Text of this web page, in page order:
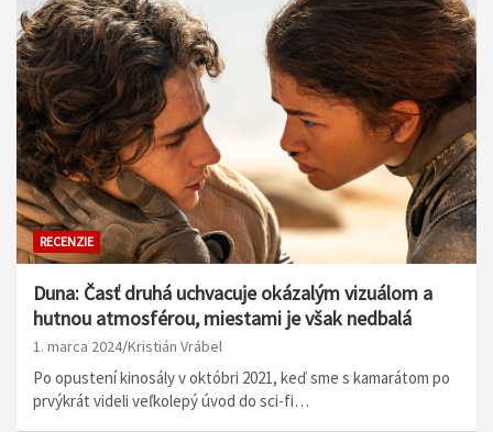
RECENZIE
Duna: Časť druhá uchvacuje okázalým vizuálom a
hutnou atmosférou, miestami je však nedbalá
1. marca 2024 Kristián Vrábel
Po opustení kinosály v októbri 2021, keď sme s kamarátom po
prvýkrát videli veľkolepý úvod do sci-fi…